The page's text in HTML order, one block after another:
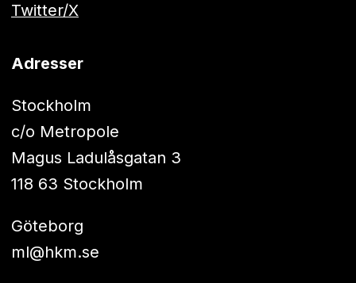
Twitter/X
Adresser
Stockholm
c/o Metropole
Magus Ladulåsgatan 3
118 63 Stockholm
Göteborg
ml@hkm.se